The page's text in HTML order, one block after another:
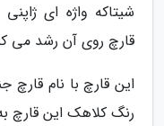
شیتاکه واژه ای
قارچ روی آن رشد می
این قارچ با نام
رنگ کلاهک این قارچ